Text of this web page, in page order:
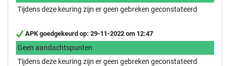
Tijdens deze keuring zijn er geen gebreken geconstateerd
APK goedgekeurd op: 29-11-2022 om 12:47
Geen aandachtspunten
Tijdens deze keuring zijn er geen gebreken geconstateerd